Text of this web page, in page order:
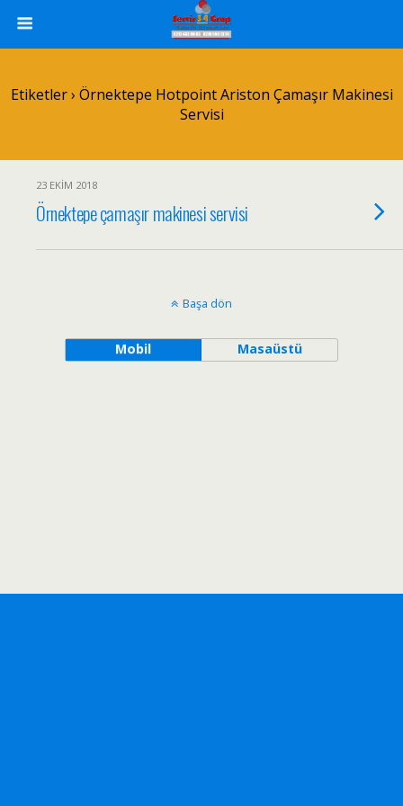
Etiketler › Örnektepe Hotpoint Ariston Çamaşır Makinesi
Servisi
23 EKIM 2018
Örnektepe çamaşır makinesi servisi
Başa dön
Mobil Masaüstü